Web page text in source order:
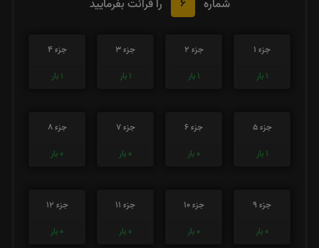
شماره
6 را قرائت بفرمایید
جزء 1
1 بار
جزء 2
1 بار
جزء 3
1 بار
جزء 4
1 بار
جزء 5
1 بار
جزء 6
0 بار
جزء 7
0 بار
جزء 8
0 بار
جزء 9
0 بار
جزء 10
0 بار
جزء 11
0 بار
جزء 12
0 بار